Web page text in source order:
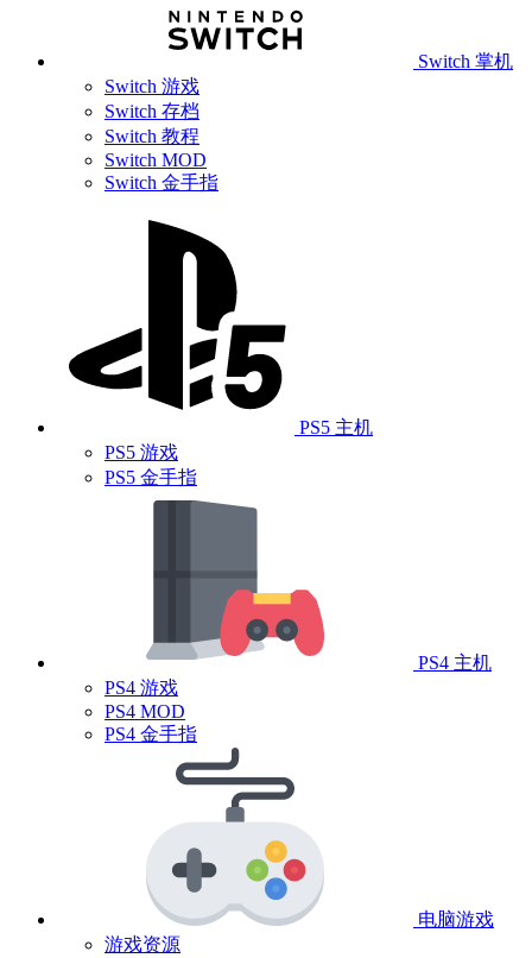
Switch 掌机
Switch 游戏
Switch 存档
Switch 教程
Switch MOD
Switch 金手指
PS5 主机
PS5 游戏
PS5 金手指
PS4 主机
PS4 游戏
PS4 MOD
PS4 金手指
电脑游戏
游戏资源